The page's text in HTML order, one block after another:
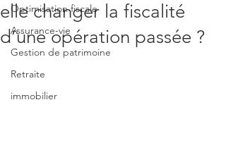
Optimisation fiscale
Assurance-vie
Gestion de patrimoine
Retraite
immobilier
elle changer la fiscalité
d’une opération passée ?